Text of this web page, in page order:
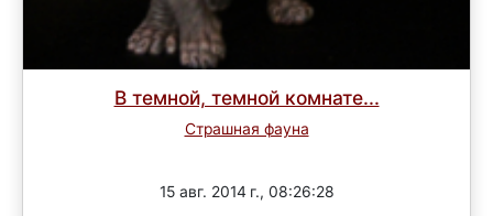
В темной, темной комнате...
Страшная фауна
15 авг. 2014 г., 08:26:28